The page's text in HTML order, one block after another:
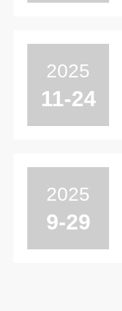
2025
11-24
2025
9-29